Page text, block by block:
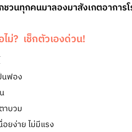
วนทุกคนมาลองมาสังเกตอาการ
ม่? เช็กตัวเองด่วน!
นฟอง
าบวม
อยง่าย ไม่มีแรง